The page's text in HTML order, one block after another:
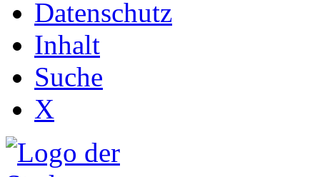
Datenschutz
Inhalt
Suche
X